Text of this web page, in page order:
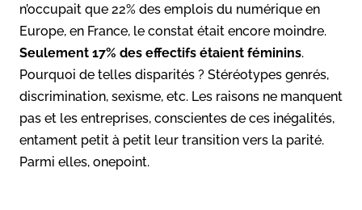
n’occupait que 22% des emplois du numérique en
Europe, en France, le constat était encore moindre.
Seulement 17% des effectifs étaient féminins.
Pourquoi de telles disparités ? Stéréotypes genrés,
discrimination, sexisme, etc. Les raisons ne manquent
pas et les entreprises, conscientes de ces inégalités,
entament petit à petit leur transition vers la parité.
Parmi elles, onepoint.